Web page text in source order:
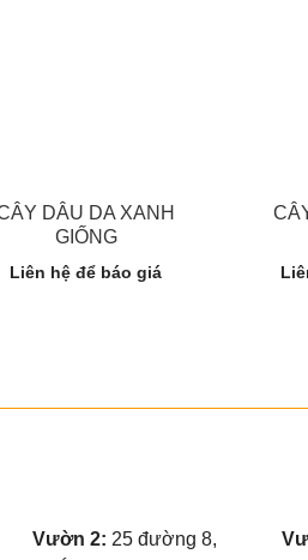
DÂU DA XANH
GIỐNG
Liên hệ để báo giá
Vườn 2: 25 đường 8,